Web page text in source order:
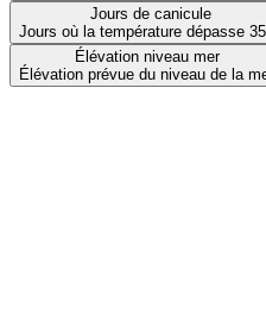
Jours de canicule
Jours où la température dépasse
Élévation niveau mer
Élévation prévue du niveau de la